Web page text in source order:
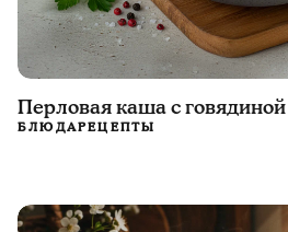
Перловая каша с говядиной
БЛЮДАРЕЦЕПТЫ